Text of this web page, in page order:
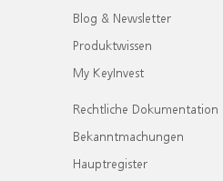
Blog & Newsletter
Produktwissen
My KeyInvest
Rechtliche Dokumentation
Bekanntmachungen
Hauptregister